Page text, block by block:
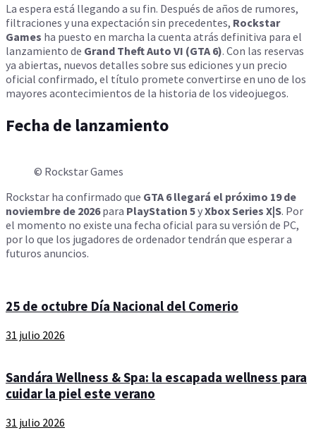
La espera está llegando a su fin. Después de años de rumores,
filtraciones y una expectación sin precedentes, Rockstar
Games ha puesto en marcha la cuenta atrás definitiva para el
lanzamiento de Grand Theft Auto VI (GTA 6). Con las reservas
ya abiertas, nuevos detalles sobre sus ediciones y un precio
oficial confirmado, el título promete convertirse en uno de los
mayores acontecimientos de la historia de los videojuegos.
Fecha de lanzamiento
© Rockstar Games
Rockstar ha confirmado que GTA 6 llegará el próximo 19 de
noviembre de 2026para PlayStation 5yXbox Series X|S. Por
el momento no existe una fecha oficial para su versión de PC,
por lo que los jugadores de ordenador tendrán que esperar a
futuros anuncios.
25 de octubre Día Nacional del Comerio
31 julio 2026
Sandára Wellness & Spa: la escapada wellness para
cuidar la piel este verano
31 julio 2026